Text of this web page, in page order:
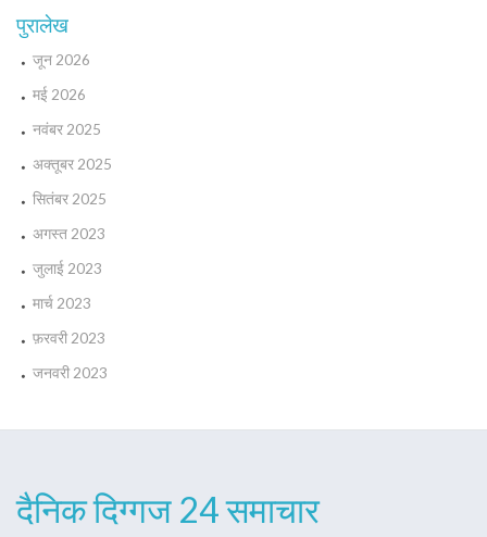
पुरालेख
जून 2026
मई 2026
नवंबर 2025
अक्तूबर 2025
सितंबर 2025
अगस्त 2023
जुलाई 2023
मार्च 2023
फ़रवरी 2023
जनवरी 2023
दैनिक दिग्गज 24 समाचार